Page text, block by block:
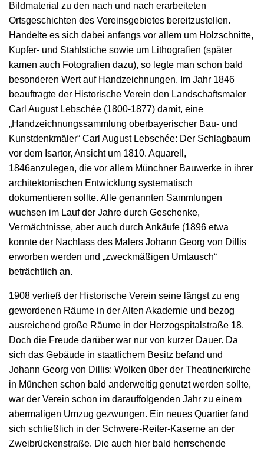
Bildmaterial zu den nach und nach erarbeiteten
Ortsgeschichten des Vereinsgebietes bereitzustellen.
Handelte es sich dabei anfangs vor allem um Holzschnitte,
Kupfer- und Stahlstiche sowie um Lithografien (später
kamen auch Fotografien dazu), so legte man schon bald
besonderen Wert auf Handzeichnungen. Im Jahr 1846
beauftragte der Historische Verein den Landschaftsmaler
Carl August Lebschée (1800-1877) damit, eine
„Handzeichnungssammlung oberbayerischer Bau- und
Kunstdenkmäler“ Carl August Lebschée: Der Schlagbaum
vor dem Isartor, Ansicht um 1810. Aquarell,
1846anzulegen, die vor allem Münchner Bauwerke in ihrer
architektonischen Entwicklung systematisch
dokumentieren sollte. Alle genannten Sammlungen
wuchsen im Lauf der Jahre durch Geschenke,
Vermächtnisse, aber auch durch Ankäufe (1896 etwa
konnte der Nachlass des Malers Johann Georg von Dillis
erworben werden und „zweckmäßigen Umtausch“
beträchtlich an.
1908 verließ der Historische Verein seine längst zu eng
gewordenen Räume in der Alten Akademie und bezog
ausreichend große Räume in der Herzogspitalstraße 18.
Doch die Freude darüber war nur von kurzer Dauer. Da
sich das Gebäude in staatlichem Besitz befand und
Johann Georg von Dillis: Wolken über der Theatinerkirche
in München schon bald anderweitig genutzt werden sollte,
war der Verein schon im darauffolgenden Jahr zu einem
abermaligen Umzug gezwungen. Ein neues Quartier fand
sich schließlich in der Schwere-Reiter-Kaserne an der
Zweibrückenstraße. Die auch hier bald herrschende